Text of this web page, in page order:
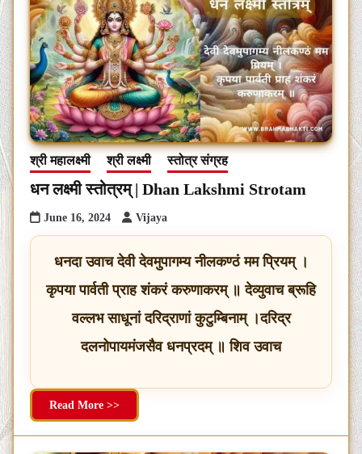
श्री महालक्ष्मी श्री लक्ष्मी स्तोत्र संग्रह
धन लक्ष्मी स्तोत्रम् | Dhan Lakshmi Strotam
June 16, 2024 Vijaya
धनदा उवाच देवी देवमुपागम्य नीलकण्ठं मम प्रियम् ।
कृपया पार्वती प्राह शंकरं करुणाकरम् ॥ देव्युवाच ब्रूहि
वल्लभ साधूनां दरिद्राणां कुटुम्बिनाम् ।दरिद्र
दलनोपायमंजसैव धनप्रदम् ॥ शिव उवाच
Read More >>